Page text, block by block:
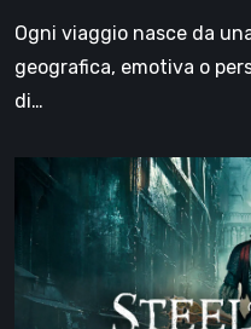
il
Ogni viaggio nasce da
geografica, emotiva o
di…
Steelrising,
recensione:
rivoluzione
sotto